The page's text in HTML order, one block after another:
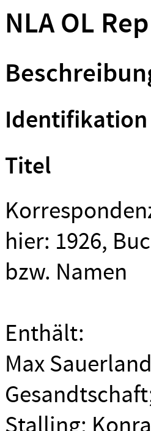
NLA OL
Identifikation
Titel
hier: 1926,
bzw. Namen
Enthält:
Max